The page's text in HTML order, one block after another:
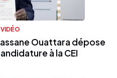
VIDÉO
Ouattara dépose
à la CEI